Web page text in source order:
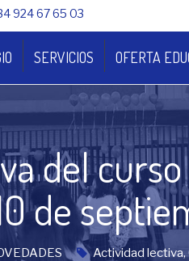
924 67 65 03
SERVICIOS OFERTA
del
de
Actividad lectiva,